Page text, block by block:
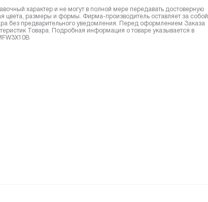
характер и не могут в полной мере передавать достоверную
цвета, размеры и формы. Фирма-производитель оставляет за собой
без предварительного уведомления. Перед оформлением Заказа
Товара. Подробная информация о товаре указывается в